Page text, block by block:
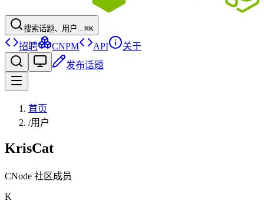
搜索话题、用户...⌘K
招聘 CNPM API
关于
发布话题
首页
/用户
KrisCat
CNode 社区成员
K